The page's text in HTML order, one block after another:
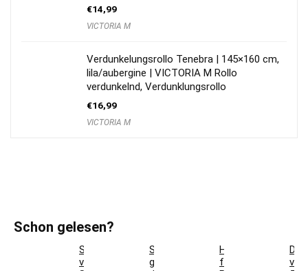
€14,99
VICTORIA M
Verdunkelungsrollo Tenebra | 145×160 cm,
lila/aubergine | VICTORIA M Rollo
verdunkelnd, Verdunklungsrollo
€16,99
VICTORIA M
Schon gelesen?
So
verwandeln
So
gestaltest
Hotelbettwäsche
für